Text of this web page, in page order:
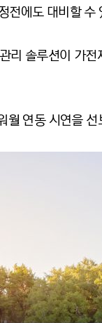
에도 대비할
리 솔루션이 가
연동 시연을